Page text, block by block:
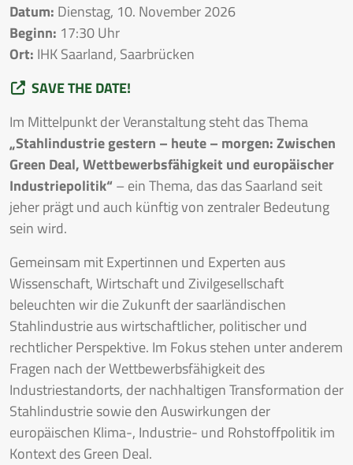
Datum: Dienstag, 10. November 2026
Beginn: 17:30 Uhr
Ort: IHK Saarland, Saarbrücken
SAVE THE DATE!
Im Mittelpunkt der Veranstaltung steht das Thema
„Stahlindustrie gestern – heute – morgen: Zwischen
Green Deal, Wettbewerbsfähigkeit und europäischer
Industriepolitik“– ein Thema, das das Saarland seit
jeher prägt und auch künftig von zentraler Bedeutung
sein wird.
Gemeinsam mit Expertinnen und Experten aus
Wissenschaft, Wirtschaft und Zivilgesellschaft
beleuchten wir die Zukunft der saarländischen
Stahlindustrie aus wirtschaftlicher, politischer und
rechtlicher Perspektive. Im Fokus stehen unter anderem
Fragen nach der Wettbewerbsfähigkeit des
Industriestandorts, der nachhaltigen Transformation der
Stahlindustrie sowie den Auswirkungen der
europäischen Klima-, Industrie- und Rohstoffpolitik im
Kontext des Green Deal.